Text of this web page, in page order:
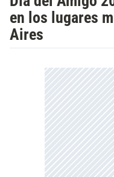
en los lugares
Aires